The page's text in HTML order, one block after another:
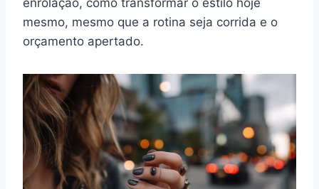
mesmo, mesmo que a rotina seja corrida e o
orçamento apertado.